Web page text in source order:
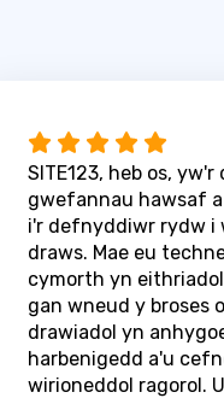
SITE123, heb os,
gwefannau hawsaf
i'r defnyddiwr rydw i
draws. Mae eu
cymorth yn
gan wneud y broses
drawiadol yn
harbenigedd a'u
wirioneddol ragorol.